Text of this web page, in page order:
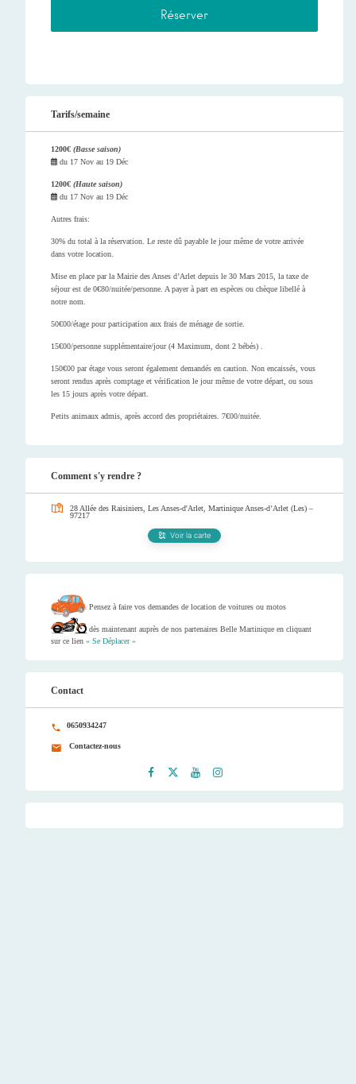
Tarifs/semaine
1200€ (Basse saison)
du 17 Nov au 19 Déc
1200€ (Haute saison)
du 17 Nov au 19 Déc
Autres frais:
30% du total à la réservation. Le reste dû payable le jour même de votre arrivée
dans votre location.
Mise en place par la Mairie des Anses d’Arlet depuis le 30 Mars 2015, la taxe de
séjour est de 0€80/nuitée/personne. A payer à part en espèces ou chèque libellé à
notre nom.
50€00/étage pour participation aux frais de ménage de sortie.
15€00/personne supplémentaire/jour (4 Maximum, dont 2 bébés) .
150€00 par étage vous seront également demandés en caution. Non encaissés, vous
seront rendus après comptage et vérification le jour même de votre départ, ou sous
les 15 jours après votre départ.
Petits animaux admis, après accord des propriétaires. 7€00/nuitée.
Comment s'y rendre ?
28 Allée des Raisiniers, Les Anses-d'Arlet, Martinique Anses-d’Arlet (Les) –
97217
Voir la carte
Pensez à faire vos demandes de location de voitures ou motos
dès maintenant auprès de nos partenaires Belle Martinique en cliquant
sur ce lien « Se Déplacer »
Contact
0650934247
Contactez-nous